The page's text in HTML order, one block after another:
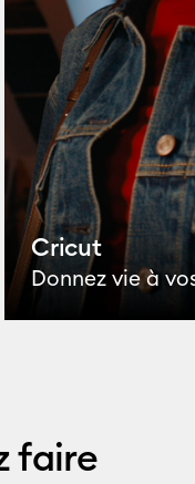
Cricut
Donnez vie à
faire